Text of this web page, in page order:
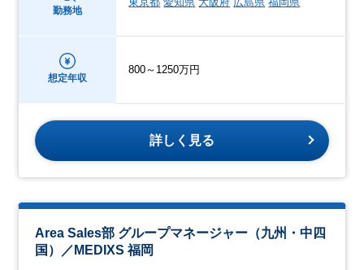
勤務地
想定年収
800～1250万円
詳しく見る
Area Sales部 グループマネージャー（九州・中四
国）／MEDIXS 福岡